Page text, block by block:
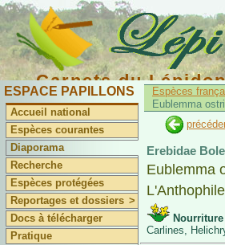
Carnets du
ESPACE PAPILLONS
Accueil national
Espèces courantes
Diaporama
Recherche
Espèces protégées
Reportages et dossiers >
Docs à télécharger
Pratique
Espèces
Eublemma
Erebidae
Eublemma
Carlines,